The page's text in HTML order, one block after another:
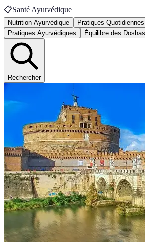
📋Santé Ayurvédique
Nutrition Ayurvédique
Pratiques Quotidiennes
Pratiques Ayurvédiques
Équilibre des Doshas
Rechercher